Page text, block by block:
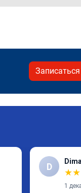
Записаться
D Dima
★★
1